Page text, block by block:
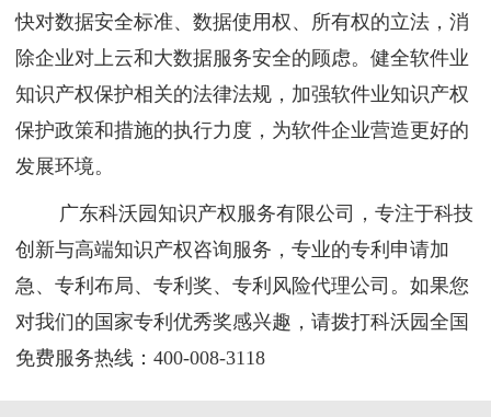
快对数据安全标准、数据使用权、所有权的立法，消
除企业对上云和大数据服务安全的顾虑。健全软件业
知识产权保护相关的法律法规，加强软件业知识产权
保护政策和措施的执行力度，为软件企业营造更好的
发展环境。
广东科沃园知识产权服务有限公司，专注于科技
创新与高端知识产权咨询服务，专业的专利申请加
急、专利布局、专利奖、专利风险代理公司。如果您
对我们的国家专利优秀奖感兴趣，请拨打科沃园全国
免费服务热线：400-008-3118